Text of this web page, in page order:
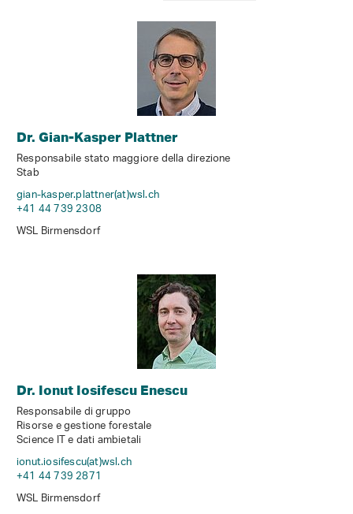
Dr. Gian-Kasper Plattner
Responsabile stato maggiore della direzione
Stab
gian-kasper.plattner(at)wsl.ch
+41 44 739 2308
WSL Birmensdorf
Dr. Ionut Iosifescu Enescu
Responsabile di gruppo
Risorse e gestione forestale
Science IT e dati ambietali
ionut.iosifescu(at)wsl.ch
+41 44 739 2871
WSL Birmensdorf